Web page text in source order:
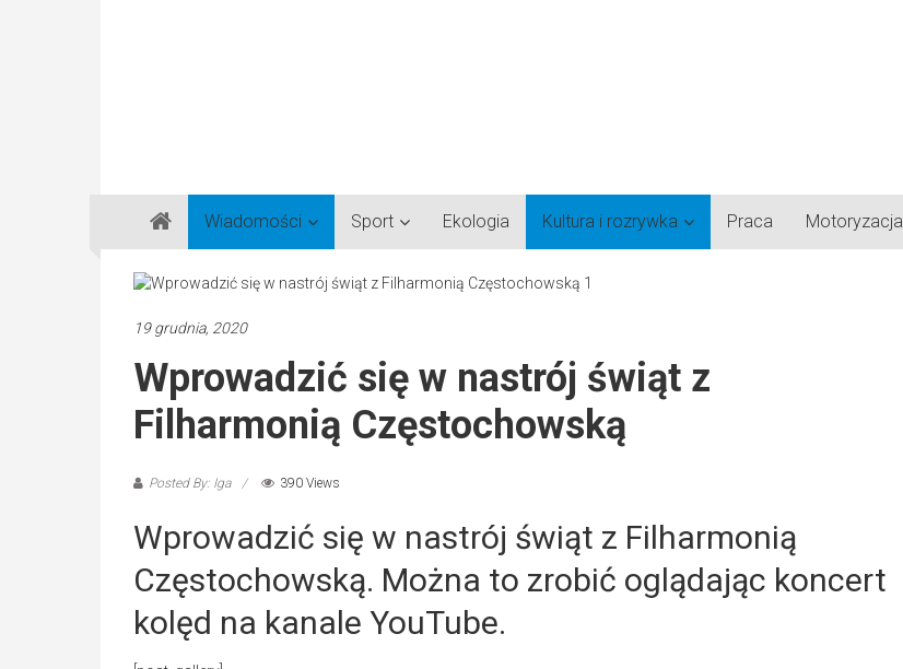
Gazeta
Regionalna
Częstochowa,
Lubliniec,
Wiadomości Sport Ekologia Kultura i rozrywka Praca Motoryzacja
19 grudnia, 2020
Wprowadzić się w nastrój świąt z
Filharmonią Częstochowską
Posted By: Iga 390 Views
Wprowadzić się w nastrój świąt z Filharmonią
Częstochowską. Można to zrobić oglądając koncert
kolęd na kanale YouTube.